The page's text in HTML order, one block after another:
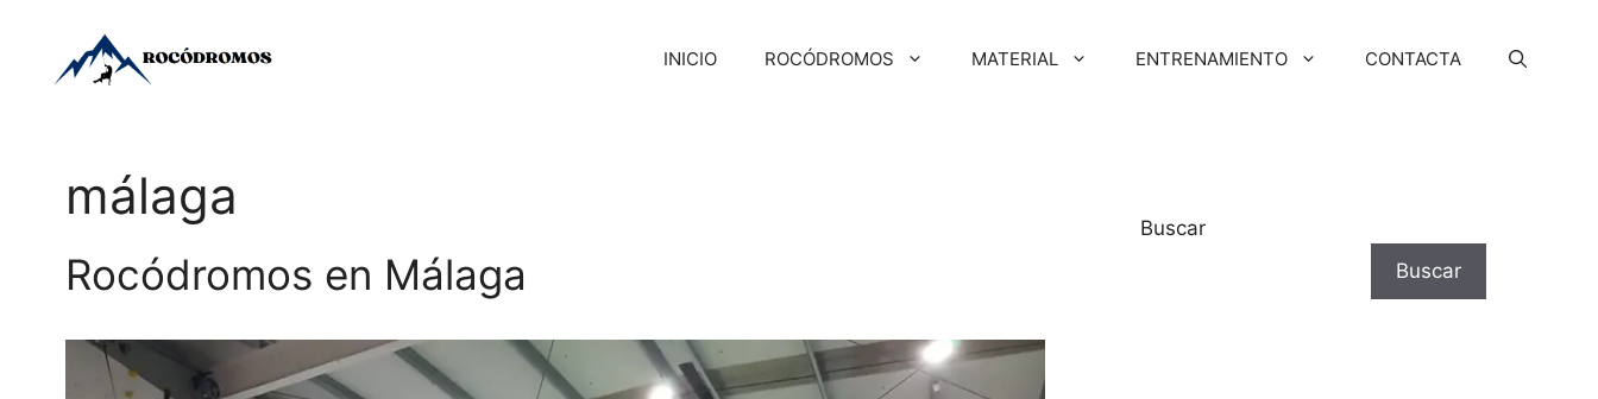
contenido
INICIO ROCÓDROMOS MATERIAL ENTRENAMIENTO CONTACTA
málaga
Rocódromos en Málaga
Buscar
Buscar